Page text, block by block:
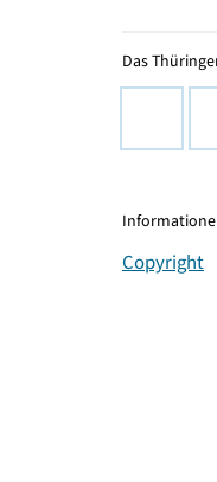
Das
Copyright